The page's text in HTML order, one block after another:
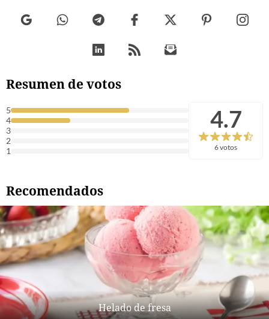
Resumen de votos
5
4
3
2
1
4.7
6 votos
Recomendados
Helado de fresa